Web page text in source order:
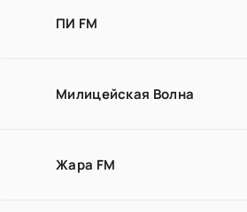
ПИ FM
Милицейская Волна
Жара FM